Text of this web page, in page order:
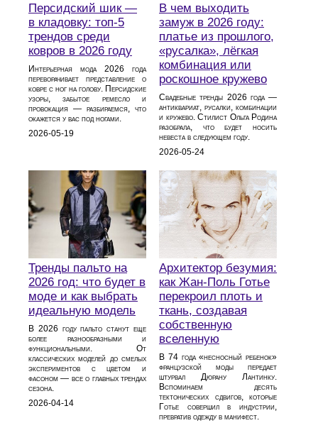
Персидский шик —
в кладовку: топ-5
трендов среди
ковров в 2026 году
Интерьерная мода 2026 года
переворачивает представление о
ковре с ног на голову. Персидские
узоры, забытое ремесло и
провокация — разбираемся, что
окажется у вас под ногами.
2026-05-19
В чем выходить
замуж в 2026 году:
платье из прошлого,
«русалка», лёгкая
комбинация или
роскошное кружево
Свадебные тренды 2026 года —
антиквариат, русалки, комбинации
и кружево. Стилист Ольга Родина
разобрала, что будет носить
невеста в следующем году.
2026-05-24
Тренды пальто на
2026 год: что будет в
моде и как выбрать
идеальную модель
В 2026 году пальто станут еще
более разнообразными и
функциональными. От
классических моделей до смелых
экспериментов с цветом и
фасоном — все о главных трендах
сезона.
2026-04-14
Архитектор безумия:
как Жан-Поль Готье
перекроил плоть и
ткань, создавая
собственную
вселенную
В 74 года «несносный ребенок»
французской моды передает
штурвал Дюрану Лантинку.
Вспоминаем десять
тектонических сдвигов, которые
Готье совершил в индустрии,
превратив одежду в манифест.